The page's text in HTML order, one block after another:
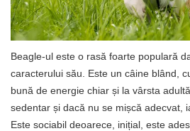
Beagle-ul este o rasă foarte populară
caracterului său. Este un câine blând,
bună de energie chiar și la vârsta
sedentar și dacă nu se mișcă adecvat,
Este sociabil deoarece, inițial, este